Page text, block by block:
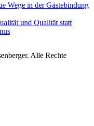
Wege in der Gästebindung
und Qualität statt
Alle Rechte